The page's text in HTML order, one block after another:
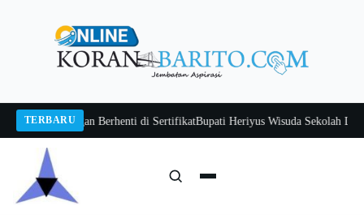
TERBARU
Jangan Berhenti di SertifikatBupati Heriyus Wisuda Sekolah Lansia